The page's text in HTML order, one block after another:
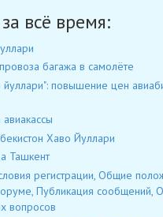
всё время:
багажа в самолёте
йуллари": повышение цен
Хаво Йуллари
Ташкент
регистрации, Общие
Публикация сообщений,
вопросов